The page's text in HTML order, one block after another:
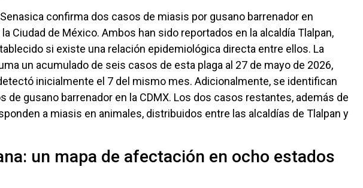
confirma dos casos de miasis por gusano barrenador en
Ciudad de México. Ambos han sido reportados en la alcaldía Tlalpan,
si existe una relación epidemiológica directa entre ellos. La
un acumulado de seis casos de esta plaga al 27 de mayo de 2026,
inicialmente el 7 del mismo mes. Adicionalmente, se identifican
de gusano barrenador en la CDMX. Los dos casos restantes, además de
a miasis en animales, distribuidos entre las alcaldías de Tlalpan y
un mapa de afectación en ocho estados